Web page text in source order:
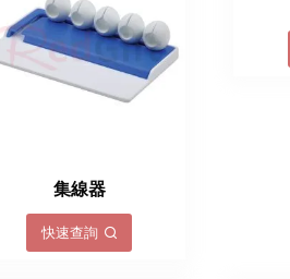
集線器
快速查詢